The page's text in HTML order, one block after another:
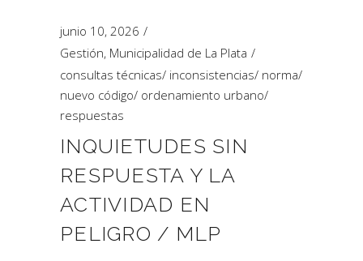
junio 10, 2026
Gestión, Municipalidad de La Plata
consultas técnicas/ inconsistencias/ norma/
nuevo código/ ordenamiento urbano/
respuestas
INQUIETUDES SIN
RESPUESTA Y LA
ACTIVIDAD EN
PELIGRO / MLP